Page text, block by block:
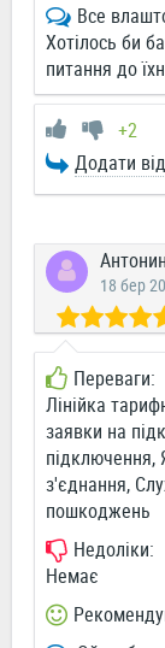
Все
Хотілось би
питання до
+2
Додати
18 бер
Переваги:
Лінійка
заявки на
підключення,
з'єднання,
пошкоджень
Недоліки:
Немає